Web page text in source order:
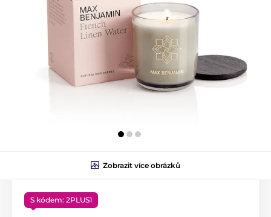
Zobrazit více obrázků
S kódem: 2PLUS1